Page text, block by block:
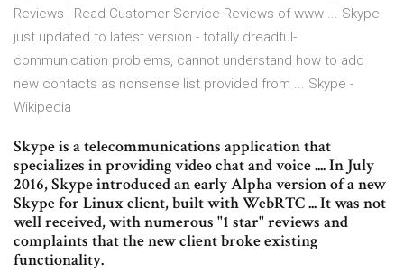
Reviews | Read Customer Service Reviews of www ... Skype
just updated to latest version - totally dreadful-
communication problems, cannot understand how to add
new contacts as nonsense list provided from ... Skype -
Wikipedia
Skype is a telecommunications application that
specializes in providing video chat and voice .... In July
2016, Skype introduced an early Alpha version of a new
Skype for Linux client, built with WebRTC ... It was not
well received, with numerous "1 star" reviews and
complaints that the new client broke existing
functionality.